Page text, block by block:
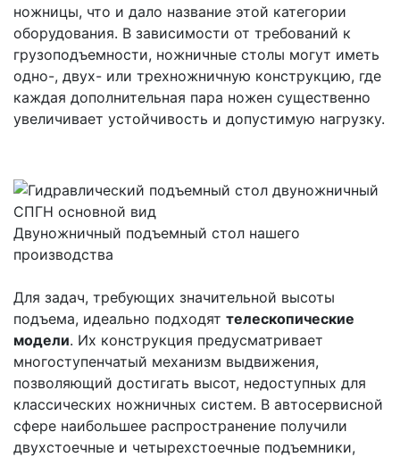
ножницы, что и дало название этой категории
оборудования. В зависимости от требований к
грузоподъемности, ножничные столы могут иметь
одно-, двух- или трехножничную конструкцию, где
каждая дополнительная пара ножен существенно
увеличивает устойчивость и допустимую нагрузку.
Двуножничный подъемный стол нашего
производства
Для задач, требующих значительной высоты
подъема, идеально подходят телескопические
модели. Их конструкция предусматривает
многоступенчатый механизм выдвижения,
позволяющий достигать высот, недоступных для
классических ножничных систем. В автосервисной
сфере наибольшее распространение получили
двухстоечные и четырехстоечные подъемники,